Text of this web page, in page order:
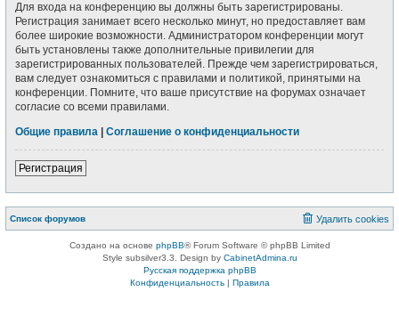
Для входа на конференцию вы должны быть зарегистрированы.
Регистрация занимает всего несколько минут, но предоставляет вам
более широкие возможности. Администратором конференции могут
быть установлены также дополнительные привилегии для
зарегистрированных пользователей. Прежде чем зарегистрироваться,
вам следует ознакомиться с правилами и политикой, принятыми на
конференции. Помните, что ваше присутствие на форумах означает
согласие со всеми правилами.
Общие правила
Соглашение о конфиденциальности
Регистрация
Список форумов Удалить cookies
Создано на основе phpBB® Forum Software © phpBB Limited
Style subsilver3.3. Design by CabinetAdmina.ru
Русская поддержка phpBB
Конфиденциальность| Правила